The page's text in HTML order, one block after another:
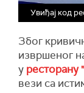
Увиђај код
Због
извршеног
у ресторану
вези са